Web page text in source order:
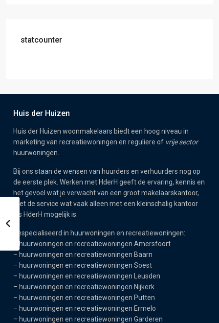
statcounter
Huis der Huizen
Huis der Huizen woonmakelaars biedt een hoog niveau in
marketing van recreatiewoningen en reguliere of vrije sector
huurwoningen.
Bij ons staan de wensen van huurders en verhuurders nog op
de eerste plek. Werken met HderH geeft de ervaring, kennis en
het gevoel wat je verwacht van een groot makelaarskantoor,
met de service wat vaak alleen met een kleinschalig kantoor
als HderH mogelijk is.
Gespecialiseerd in huurwoningen en recreatiewoningen:
huurwoningen en recreatiewoningen Amersfoort
– huurwoningen en recreatiewoningen Baarn
– huurwoningen en recreatiewoningen Soest
– huurwoningen en recreatiewoningen Leusden
– huurwoningen en recreatiewoningen Nijkerk
– huurwoningen en recreatiewoningen Putten
– huurwoningen en recreatiewoningen Ermelo
– huurwoningen en recreatiewoningen Garderen